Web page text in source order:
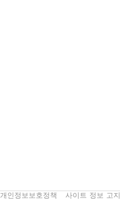
개인정보보호정책 사이트 정보 고지